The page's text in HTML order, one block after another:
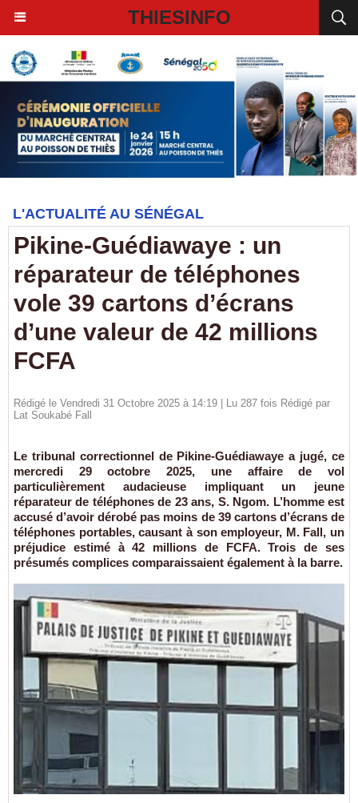
THIESINFO
L'ACTUALITÉ AU SÉNÉGAL
Pikine-Guédiawaye : un
réparateur de téléphones
vole 39 cartons d’écrans
d’une valeur de 42 millions
FCFA
Rédigé le Vendredi 31 Octobre 2025 à 14:19 | Lu 287 fois Rédigé par
Lat Soukabé Fall
Le tribunal correctionnel de Pikine-Guédiawaye a jugé, ce
mercredi 29 octobre 2025, une affaire de vol
particulièrement audacieuse impliquant un jeune
réparateur de téléphones de 23 ans, S. Ngom. L’homme est
accusé d’avoir dérobé pas moins de 39 cartons d’écrans de
téléphones portables, causant à son employeur, M. Fall, un
préjudice estimé à 42 millions de FCFA. Trois de ses
présumés complices comparaissaient également à la barre.